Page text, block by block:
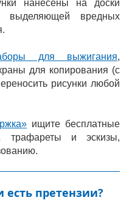
нанесены на доски
выделяющей вредных
для выжигания,
для копирования (с
рисунки любой
ищите бесплатные
трафареты и эскизы,
претензии?